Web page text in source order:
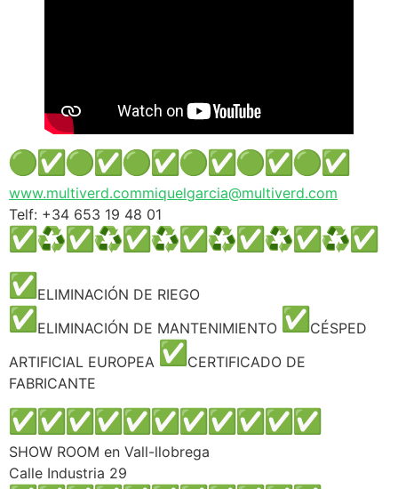
www.multiverd.commiquelgarcia@multiverd.com
Telf: +34 653 19 48 01
ELIMINACIÓN DE RIEGO
ELIMINACIÓN DE MANTENIMIENTO
CÉSPED
ARTIFICIAL EUROPEA
CERTIFICADO DE
FABRICANTE
SHOW ROOM en Vall-llobrega
Calle Industria 29